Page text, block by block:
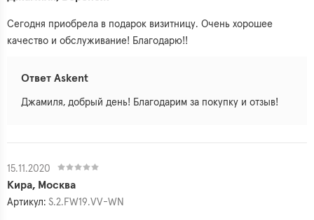
Сегодня приобрела в подарок визитницу. Очень хорошее
качество и обслуживание! Благодарю!!
Ответ Askent
Джамиля, добрый день! Благодарим за покупку и отзыв!
15.11.2020
Кира, Москва
Артикул: S.2.FW19.VV-WN